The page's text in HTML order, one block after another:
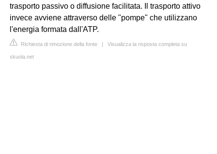
trasporto passivo o diffusione facilitata. Il trasporto attivo
invece avviene attraverso delle "pompe" che utilizzano
l'energia formata dall'ATP.
Richiesta di rimozione della fonte | Visualizza la risposta completa su
skuola.net